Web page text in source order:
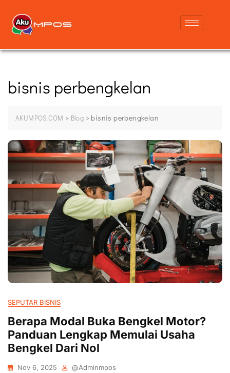
bisnis perbengkelan
AKUMPOS.COM > Blog > bisnis perbengkelan
SEPUTAR BISNIS
Berapa Modal Buka Bengkel Motor?
Panduan Lengkap Memulai Usaha
Bengkel Dari Nol
Nov 6, 2025 @adminmpos